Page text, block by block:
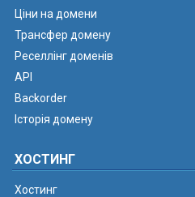
Ціни на домени
Трансфер домену
Реселлінг доменів
API
Backorder
Історія домену
ХОСТИНГ
Хостинг